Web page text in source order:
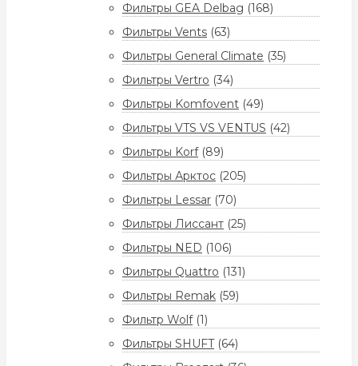
Фильтры GEA Delbag (168)
Фильтры Vents (63)
Фильтры General Climate (35)
Фильтры Vertro (34)
Фильтры Komfovent (49)
Фильтры VTS VS VENTUS (42)
Фильтры Korf (89)
Фильтры Арктос (205)
Фильтры Lessar (70)
Фильтры Лиссант (25)
Фильтры NED (106)
Фильтры Quattro (131)
Фильтры Remak (59)
Фильтр Wolf (1)
Фильтры SHUFT (64)